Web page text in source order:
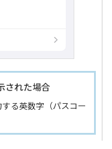
された場合
る英数字（パスコー